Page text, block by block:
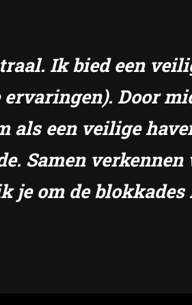
Ik bied een
Door
als een veilige
Samen verkennen
je om de